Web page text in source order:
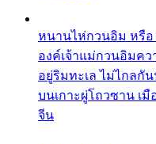
หนานไห่กวนอิม หรือ
องค์เจ้าแม่กวนอิมคว
อยู่ริมทะเล ไม่ไกลกั
บนเกาะผู่โถวซาน เ
จีน